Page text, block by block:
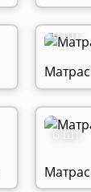
6 шт.
6 шт.